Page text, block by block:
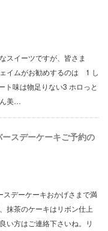
スイーツですが、皆さま
イムがお勧めするのは 1 し
味は物足りない3 ホロっと
美…
ースデーケーキご予約の
デーケーキおかげさまで満
抹茶のケーキはリボン仕上
い方はご連絡下さいね。リ